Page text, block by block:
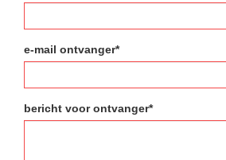
e-mail ontvanger*
bericht voor ontvanger*